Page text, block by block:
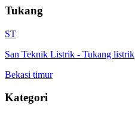
Tukang
ST
San Teknik Listrik - Tukang listrik
Bekasi timur
Kategori